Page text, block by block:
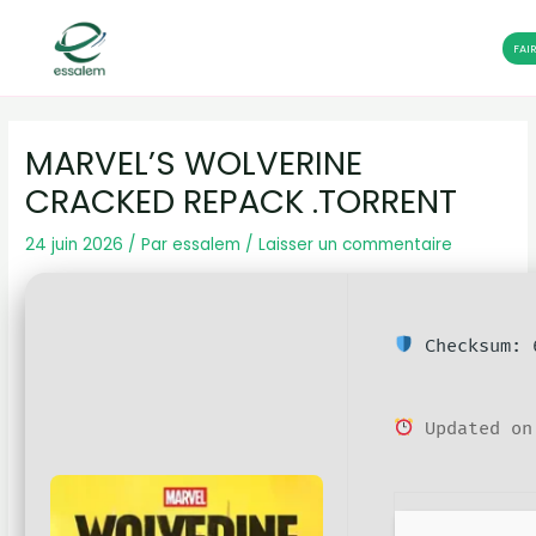
contenu
MARVEL’S WOLVERINE
CRACKED REPACK .TORRENT
24 juin 2026 / Paressalem /Laisser un commentaire
Checksum:
Updated
articles